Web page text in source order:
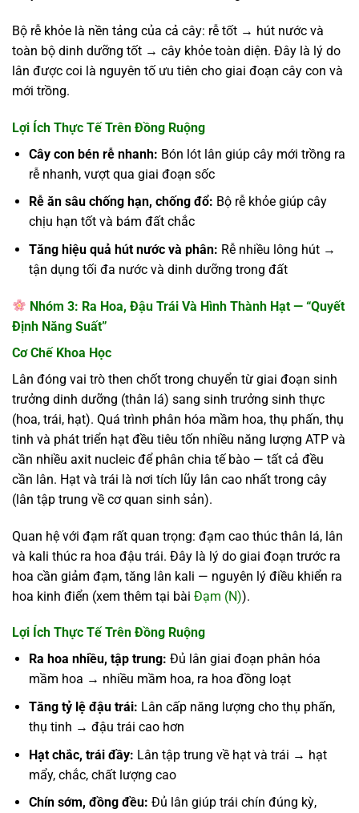
Bộ rễ khỏe là nền tảng của cả cây: rễ tốt → hút nước và
toàn bộ dinh dưỡng tốt → cây khỏe toàn diện. Đây là lý do
lân được coi là nguyên tố ưu tiên cho giai đoạn cây con và
mới trồng.
Lợi Ích Thực Tế Trên Đồng Ruộng
Cây con bén rễ nhanh: Bón lót lân giúp cây mới trồng ra
rễ nhanh, vượt qua giai đoạn sốc
Rễ ăn sâu chống hạn, chống đổ: Bộ rễ khỏe giúp cây
chịu hạn tốt và bám đất chắc
Tăng hiệu quả hút nước và phân: Rễ nhiều lông hút →
tận dụng tối đa nước và dinh dưỡng trong đất
Nhóm 3: Ra Hoa, Đậu Trái Và Hình Thành Hạt — “Quyết
Định Năng Suất”
Cơ Chế Khoa Học
Lân đóng vai trò then chốt trong chuyển từ giai đoạn sinh
trưởng dinh dưỡng (thân lá) sang sinh trưởng sinh thực
(hoa, trái, hạt). Quá trình phân hóa mầm hoa, thụ phấn, thụ
tinh và phát triển hạt đều tiêu tốn nhiều năng lượng ATP và
cần nhiều axit nucleic để phân chia tế bào — tất cả đều
cần lân. Hạt và trái là nơi tích lũy lân cao nhất trong cây
(lân tập trung về cơ quan sinh sản).
Quan hệ với đạm rất quan trọng: đạm cao thúc thân lá, lân
và kali thúc ra hoa đậu trái. Đây là lý do giai đoạn trước ra
hoa cần giảm đạm, tăng lân kali — nguyên lý điều khiển ra
hoa kinh điển (xem thêm tại bài Đạm (N)).
Lợi Ích Thực Tế Trên Đồng Ruộng
Ra hoa nhiều, tập trung: Đủ lân giai đoạn phân hóa
mầm hoa → nhiều mầm hoa, ra hoa đồng loạt
Tăng tỷ lệ đậu trái: Lân cấp năng lượng cho thụ phấn,
thụ tinh → đậu trái cao hơn
Hạt chắc, trái đầy: Lân tập trung về hạt và trái → hạt
mẩy, chắc, chất lượng cao
Chín sớm, đồng đều: Đủ lân giúp trái chín đúng kỳ,